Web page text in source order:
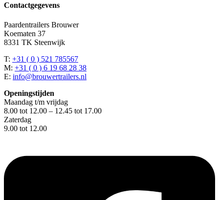
Contactgegevens
Paardentrailers Brouwer
Koematen 37
8331 TK Steenwijk
T: +31 ( 0 ) 521 785567
M: +31 ( 0 ) 6 19 68 28 38
E: info@brouwertrailers.nl
Openingstijden
Maandag t/m vrijdag
8.00 tot 12.00 – 12.45 tot 17.00
Zaterdag
9.00 tot 12.00